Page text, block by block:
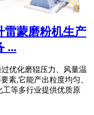
雷蒙磨粉机生产
...
优化磨辊压力、风量温
素,它能产出粒度均匀、
工等多行业提供优质原